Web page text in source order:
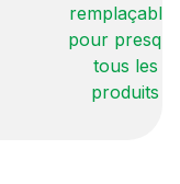
remplaçables
pour
tous les
produits